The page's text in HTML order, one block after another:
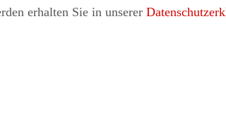
erhalten Sie in unserer